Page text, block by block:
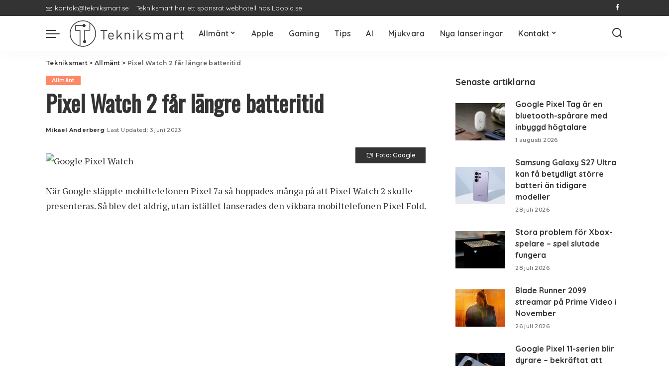
kontakt@tekniksmart.se Tekniksmart har ett sponsrat webhotell hos Loopia.se
Allmänt Apple Gaming Tips AI Mjukvara Nya lanseringar Kontakt
Tekniksmart> Allmänt > Pixel Watch 2 får längre batteritid
Allmänt
Pixel Watch 2 får längre batteritid
Posted
Mikael Anderberg Last Updated: 3 juni 2023
Foto: Google
När Google släppte mobiltelefonen Pixel 7a så hoppades många på att Pixel Watch 2 skulle
presenteras. Så blev det aldrig, utan istället lanserades den vikbara mobiltelefonen Pixel Fold.
Senaste artiklarna
Google Pixel Tag är en
bluetooth-spårare med
inbyggd högtalare
1 augusti 2026
Samsung Galaxy S27 Ultra
kan få betydligt större
batteri än tidigare
modeller
28 juli 2026
Stora problem för Xbox-
spelare – spel slutade
fungera
28 juli 2026
Blade Runner 2099
streamar på Prime Video i
November
26 juli 2026
Google Pixel 11-serien blir
dyrare – bekräftat att